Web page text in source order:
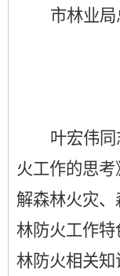
市林业
叶宏伟
火工作的思
解森林火灾
林防火工作
林防火相关知